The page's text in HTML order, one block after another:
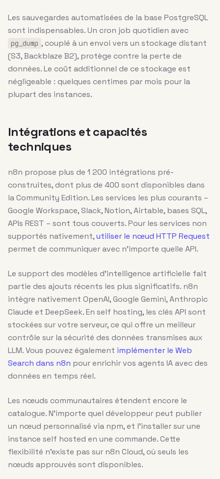
Les sauvegardes automatisées de la base PostgreSQL
sont indispensables. Un cron job quotidien avec
pg_dump , couplé à un envoi vers un stockage distant
(S3, Backblaze B2), protège contre la perte de
données. Le coût additionnel de ce stockage est
négligeable : quelques centimes par mois pour la
plupart des instances.
Intégrations et capacités
techniques
n8n propose plus de 1 200 intégrations pré-
construites, dont plus de 400 sont disponibles dans
la Community Edition. Les services les plus courants –
Google Workspace, Slack, Notion, Airtable, bases SQL,
APIs REST – sont tous couverts. Pour les services non
supportés nativement,utiliser le nœud HTTP Request
permet de communiquer avec n’importe quelle API.
Le support des modèles d’intelligence artificielle fait
partie des ajouts récents les plus significatifs. n8n
intègre nativement OpenAI, Google Gemini, Anthropic
Claude et DeepSeek. En self hosting, les clés API sont
stockées sur votre serveur, ce qui offre un meilleur
contrôle sur la sécurité des données transmises aux
LLM. Vous pouvez également implémenter le Web
Search dans n8n pour enrichir vos agents IA avec des
données en temps réel.
Les nœuds communautaires étendent encore le
catalogue. N’importe quel développeur peut publier
un nœud personnalisé via npm, et l’installer sur une
instance self hosted en une commande. Cette
flexibilité n’existe pas sur n8n Cloud, où seuls les
nœuds approuvés sont disponibles.